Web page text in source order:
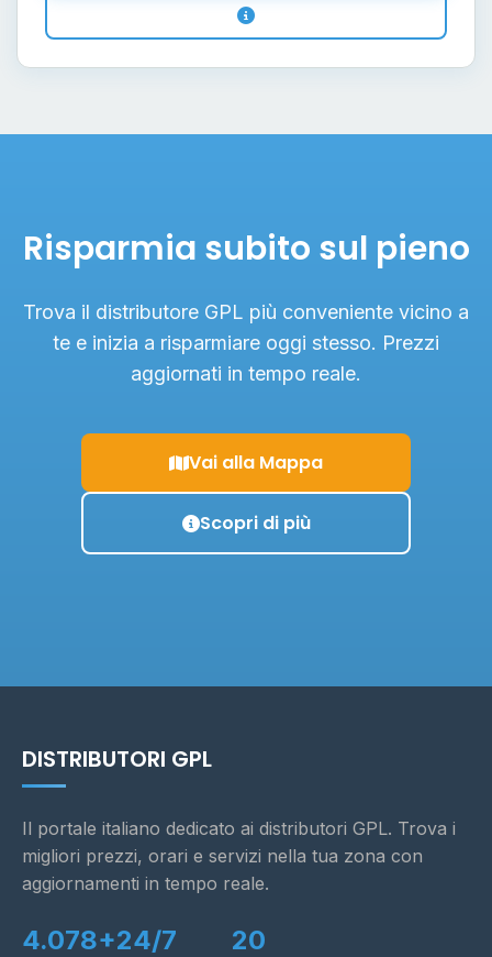
Risparmia subito sul pieno
Trova il distributore GPL più conveniente vicino a
te e inizia a risparmiare oggi stesso. Prezzi
aggiornati in tempo reale.
Vai alla Mappa
Scopri di più
DISTRIBUTORI GPL
Il portale italiano dedicato ai distributori GPL. Trova i
migliori prezzi, orari e servizi nella tua zona con
aggiornamenti in tempo reale.
4.078+24/7 20